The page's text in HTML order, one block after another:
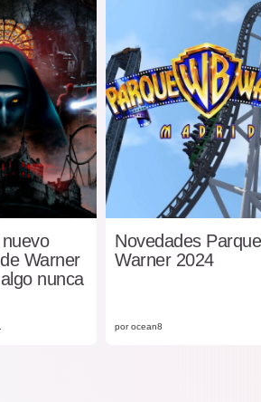
Warner
nunca
Novedades Parque
Warner 2024
por ocean8